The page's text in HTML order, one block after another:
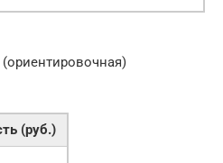
(руб.)